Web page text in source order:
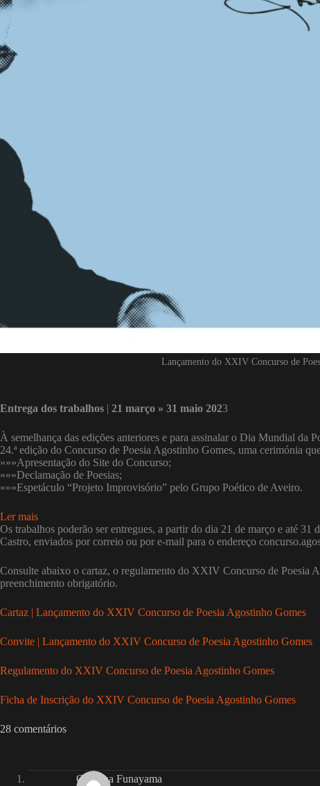
Lançamento do XXIV Concurso de
Entrega dos trabalhos | 21 março » 31 maio 2023
À semelhança das edições anteriores e para assinalar o Dia Mundial da
24.ª edição do Concurso de Poesia Agostinho Gomes, uma cerimónia
»»»Apresentação do Site do Concurso;
»»»Declamação de Poesias;
»»»Espetáculo “Projeto Improvisório” pelo Grupo Poético de Aveiro.
Ler mais:
Lançamento
do
Concurso
de
Poesia
Gomes
Os trabalhos poderão ser entregues, a partir do dia 21 de março e até
Castro, enviados por correio ou por e-mail para o endereço
Consulte abaixo o cartaz, o regulamento do XXIV Concurso de Poesia
preenchimento obrigatório.
Cartaz | Lançamento do XXIV Concurso de Poesia Agostinho Gomes
Convite | Lançamento do XXIV Concurso de Poesia Agostinho Gomes
Regulamento do XXIV Concurso de Poesia Agostinho Gomes
Ficha de Inscrição do XXIV Concurso de Poesia Agostinho Gomes
28 comentários
Carolina Funayama